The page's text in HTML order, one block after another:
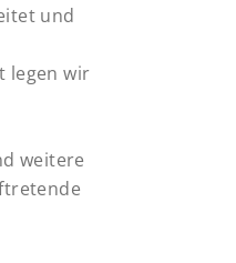
und
legen wir
weitere